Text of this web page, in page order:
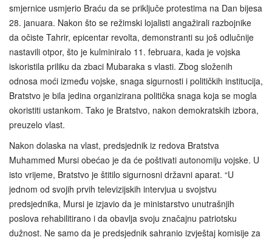
smjernice usmjerio Braću da se priključe protestima na Dan bijesa
28. januara. Nakon što se režimski lojalisti angažirali razbojnike
da očiste Tahrir, epicentar revolta, demonstranti su još odlučnije
nastavili otpor, što je kulminiralo 11. februara, kada je vojska
iskoristila priliku da zbaci Mubaraka s vlasti. Zbog složenih
odnosa moći između vojske, snaga sigurnosti i političkih institucija,
Bratstvo je bila jedina organizirana politička snaga koja se mogla
okoristiti ustankom. Tako je Bratstvo, nakon demokratskih izbora,
preuzelo vlast.
Nakon dolaska na vlast, predsjednik iz redova Bratstva
Muhammed Mursi obećao je da će poštivati autonomiju vojske. U
isto vrijeme, Bratstvo je štitilo sigurnosni državni aparat. “U
jednom od svojih prvih televizijskih intervjua u svojstvu
predsjednika, Mursi je izjavio da je ministarstvo unutrašnjih
poslova rehabilitirano i da obavlja svoju značajnu patriotsku
dužnost. Ne samo da je predsjednik sahranio izvještaj komisije za